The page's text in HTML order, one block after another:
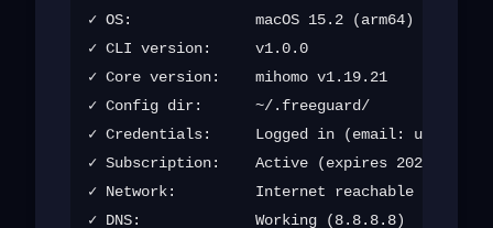
✓ OS:              macOS 15.2 (arm64)
✓ CLI version:     v1.0.0
✓ Core version:    mihomo v1.19.21
✓ Config dir:      ~/.freeguard/
✓ Credentials:     Logged in (email:
✓ Subscription:    Active (expires 2026-12-01)
✓ Network:         Internet reachable
✓ DNS:             Working (8.8.8.8)